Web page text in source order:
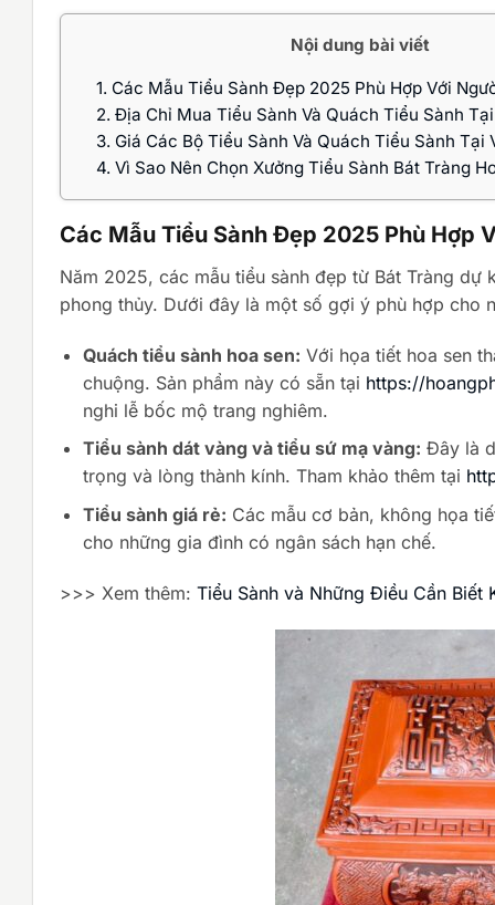
Nội dung bài viết
1. Các Mẫu Tiểu Sành Đẹp 2025 Phù Hợp Với
2. Địa Chỉ Mua Tiểu Sành Và Quách Tiểu Sành
3. Giá Các Bộ Tiểu Sành Và Quách Tiểu Sành Tại
4. Vì Sao Nên Chọn Xưởng Tiểu Sành Bát Tràng
Các Mẫu Tiểu Sành Đẹp 2025 Phù Hợp
Năm 2025, các mẫu tiểu sành đẹp từ Bát Tràng
phong thủy. Dưới đây là một số gợi ý phù hợp cho
Quách tiểu sành hoa sen: Với họa tiết hoa sen
chuộng. Sản phẩm này có sẵn tại https://
nghi lễ bốc mộ trang nghiêm.
Tiểu sành dát vàng và tiểu sứ mạ vàng: Đây là
trọng và lòng thành kính. Tham khảo thêm tại
Tiểu sành giá rẻ: Các mẫu cơ bản, không họa
cho những gia đình có ngân sách hạn chế.
>>> Xem thêm: Tiểu Sành và Những Điều Cần Biết